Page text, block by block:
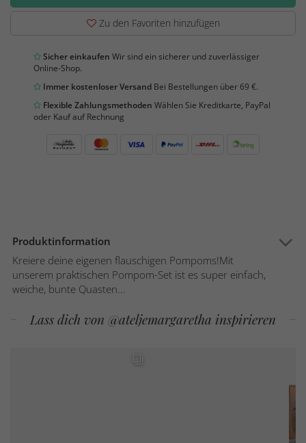
Zu den Favoriten hinzufügen
Sicher einkaufen Wir sind ein sicherer und zuverlässiger
Online-Shop.
Immer kostenloser Versand Bei Bestellungen über 69 €.
Flexible Zahlungsmethoden Wählen Sie Kreditkarte, PayPal
oder Kauf auf Rechnung
Produktinformation
Kreiere deine eigenen flauschigen Pompoms!Mit
unserem praktischen Pompom-Set ist es super einfach,
weiche, bunte Quasten...
Lass dich von @ateljemargaretha inspirieren